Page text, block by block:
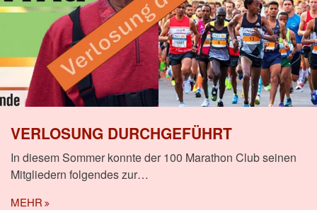
VERLOSUNG DURCHGEFÜHRT
In diesem Sommer konnte der 100 Marathon Club seinen
Mitgliedern folgendes zur…
MEHR